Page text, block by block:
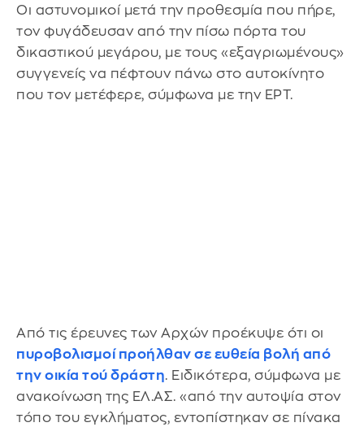
Οι αστυνομικοί μετά την προθεσμία που πήρε,
τον φυγάδευσαν από την πίσω πόρτα του
δικαστικού μεγάρου, με τους «εξαγριωμένους»
συγγενείς να πέφτουν πάνω στο αυτοκίνητο
που τον μετέφερε, σύμφωνα με την ΕΡΤ.
Από τις έρευνες των Αρχών προέκυψε ότι οι
πυροβολισμοί προήλθαν σε ευθεία βολή από
την οικία τού δράστη. Ειδικότερα, σύμφωνα με
ανακοίνωση της ΕΛ.ΑΣ. «από την αυτοψία στον
τόπο του εγκλήματος, εντοπίστηκαν σε πίνακα